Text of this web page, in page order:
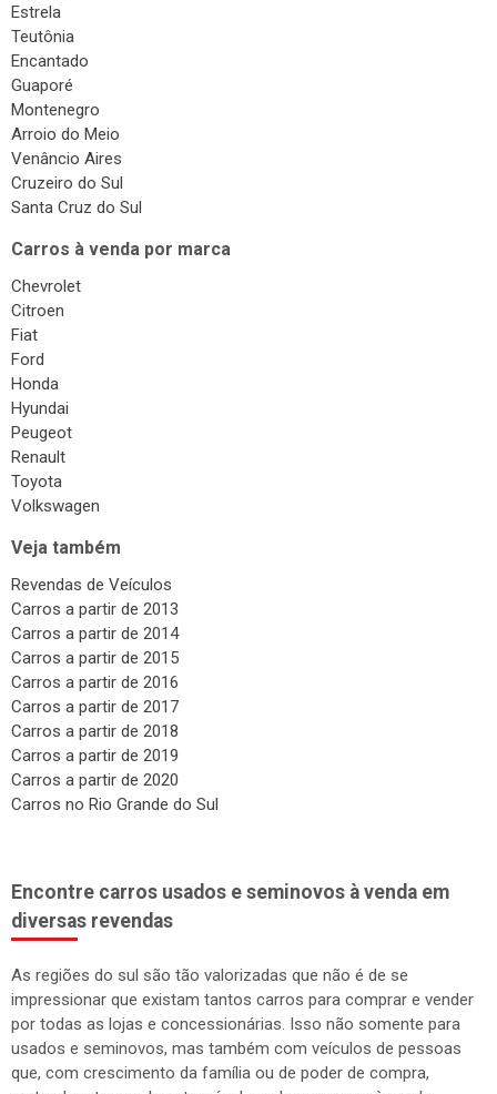
Estrela
Teutônia
Encantado
Guaporé
Montenegro
Arroio do Meio
Venâncio Aires
Cruzeiro do Sul
Santa Cruz do Sul
Carros à venda por marca
Chevrolet
Citroen
Fiat
Ford
Honda
Hyundai
Peugeot
Renault
Toyota
Volkswagen
Veja também
Revendas de Veículos
Carros a partir de 2013
Carros a partir de 2014
Carros a partir de 2015
Carros a partir de 2016
Carros a partir de 2017
Carros a partir de 2018
Carros a partir de 2019
Carros a partir de 2020
Carros no Rio Grande do Sul
Encontre carros usados e seminovos à venda em
diversas revendas
As regiões do sul são tão valorizadas que não é de se
impressionar que existam tantos carros para comprar e vender
por todas as lojas e concessionárias. Isso não somente para
usados e seminovos, mas também com veículos de pessoas
que, com crescimento da família ou de poder de compra,